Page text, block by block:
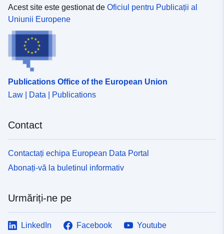
Acest site este gestionat de Oficiul pentru Publicații al
Uniunii Europene
Publications Office of the European Union
Law | Data | Publications
Contact
Contactați echipa European Data Portal
Abonați-vă la buletinul informativ
Urmăriți-ne pe
LinkedIn Facebook
Youtube